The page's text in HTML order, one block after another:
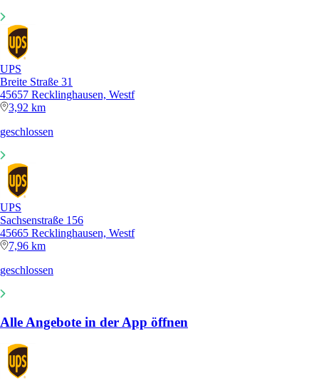
UPS
Breite Straße 31
45657 Recklinghausen, Westf
3,92 km
geschlossen
UPS
Sachsenstraße 156
45665 Recklinghausen, Westf
7,96 km
geschlossen
Alle Angebote in der App öffnen